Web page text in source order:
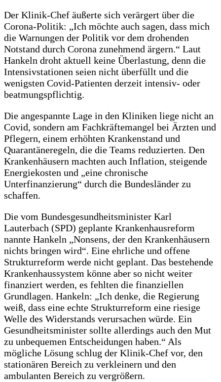
Der Klinik-Chef äußerte sich verärgert über die
Corona-Politik: „Ich möchte auch sagen, dass mich
die Warnungen der Politik vor dem drohenden
Notstand durch Corona zunehmend ärgern.“ Laut
Hankeln droht aktuell keine Überlastung, denn die
Intensivstationen seien nicht überfüllt und die
wenigsten Covid-Patienten derzeit intensiv- oder
beatmungspflichtig.
Die angespannte Lage in den Kliniken liege nicht an
Covid, sondern am Fachkräftemangel bei Ärzten und
Pflegern, einem erhöhten Krankenstand und
Quarantäneregeln, die die Teams reduzierten. Den
Krankenhäusern machten auch Inflation, steigende
Energiekosten und „eine chronische
Unterfinanzierung“ durch die Bundesländer zu
schaffen.
Die vom Bundesgesundheitsminister Karl
Lauterbach (SPD) geplante Krankenhausreform
nannte Hankeln „Nonsens, der den Krankenhäusern
nichts bringen wird“. Eine ehrliche und offene
Strukturreform werde nicht geplant. Das bestehende
Krankenhaussystem könne aber so nicht weiter
finanziert werden, es fehlten die finanziellen
Grundlagen. Hankeln: „Ich denke, die Regierung
weiß, dass eine echte Strukturreform eine riesige
Welle des Widerstands verursachen würde. Ein
Gesundheitsminister sollte allerdings auch den Mut
zu unbequemen Entscheidungen haben.“ Als
mögliche Lösung schlug der Klinik-Chef vor, den
stationären Bereich zu verkleinern und den
ambulanten Bereich zu vergrößern.